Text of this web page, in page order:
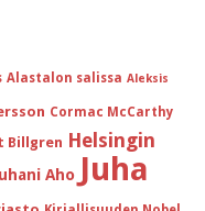
Alastalon salissa Aleksis
Cormac McCarthy
Billgren Helsingin
Aho Juha